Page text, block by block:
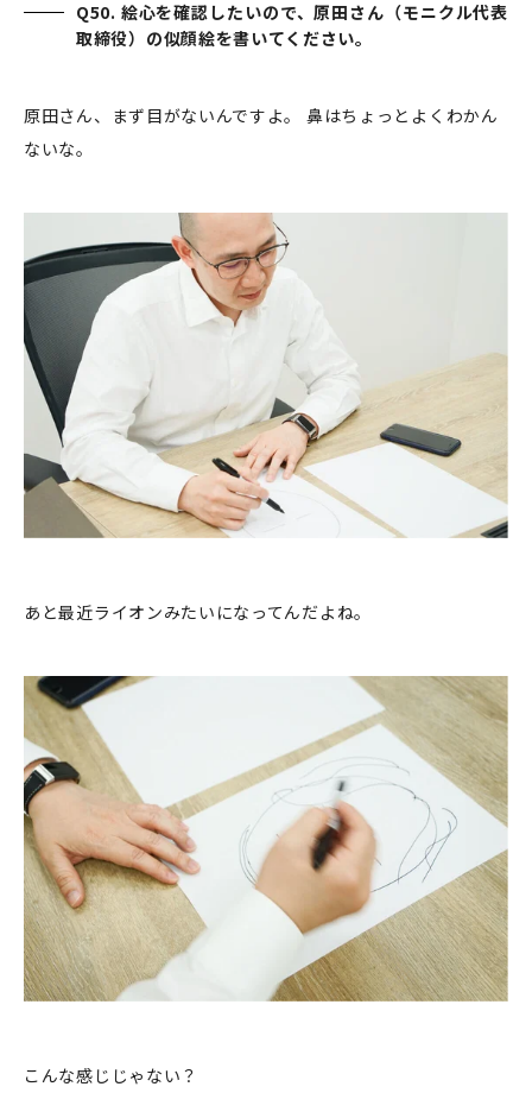
Q50. 絵心を確認したいので、原田さん（モニクル代表
取締役）の似顔絵を書いてください。
原田さん、まず目がないんですよ。 鼻はちょっとよくわかん
ないな。
あと最近ライオンみたいになってんだよね。
こんな感じじゃない？